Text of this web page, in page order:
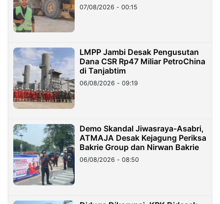
07/08/2026 - 00:15
LMPP Jambi Desak Pengusutan
Dana CSR Rp47 Miliar PetroChina
di Tanjabtim
06/08/2026 - 09:19
Demo Skandal Jiwasraya-Asabri,
ATMAJA Desak Kejagung Periksa
Bakrie Group dan Nirwan Bakrie
06/08/2026 - 08:50